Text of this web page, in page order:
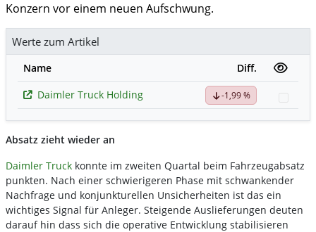
Konzern vor einem neuen Aufschwung.
Werte zum Artikel
Name
Diff.
Daimler Truck Holding
-1,99 %
Absatz zieht wieder an
Daimler Truck konnte im zweiten Quartal beim Fahrzeugabsatz
punkten. Nach einer schwierigeren Phase mit schwankender
Nachfrage und konjunkturellen Unsicherheiten ist das ein
wichtiges Signal für Anleger. Steigende Auslieferungen deuten
darauf hin dass sich die operative Entwicklung stabilisieren